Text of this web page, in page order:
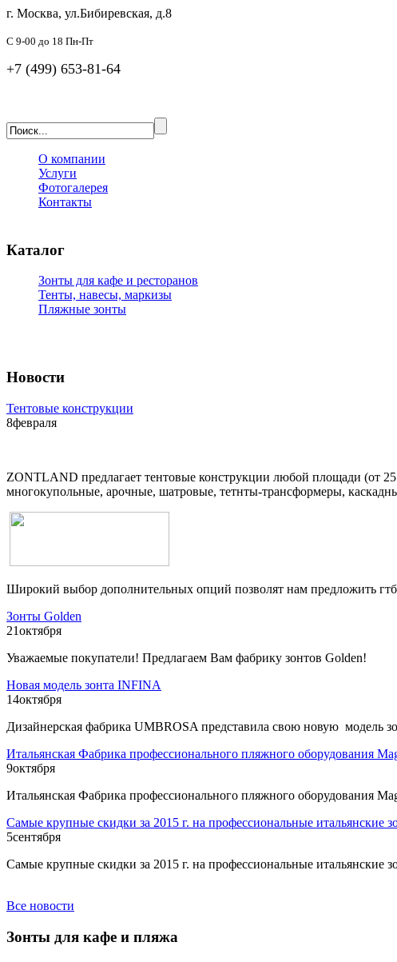
г. Москва, ул.Бибиревская, д.8
C 9-00 до 18 Пн-Пт
+7 (499) 653-81-64
О компании
Услуги
Фотогалерея
Контакты
Каталог
Зонты для кафе и ресторанов
Тенты, навесы, маркизы
Пляжные зонты
Новости
Тентовые конструкции
8февраля
ZONTLAND предлагает тентовые конструкции любой площади (от
многокупольные, арочные, шатровые, тетнты-трансформеры,
Широкий выбор дополнительных опций позволят нам предложить
Зонты Golden
21октября
Уважаемые покупатели! Предлагаем Вам фабрику зонтов Golden!
Новая модель зонта INFINA
14октября
Дизайнерская фабрика UMBROSA представила свою новую модель
Итальянская Фабрика профессионального пляжного оборудования
9октября
Итальянская Фабрика профессионального пляжного оборудования
Самые крупные скидки за 2015 г. на профессиональные итальянские
5сентября
Самые крупные скидки за 2015 г. на профессиональные итальянские
Все новости
Зонты для кафе и пляжа